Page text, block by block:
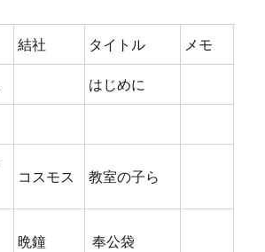
結社 タイトル メモ
はじめに
コスモス 教室の子ら
晩鐘 奉公袋